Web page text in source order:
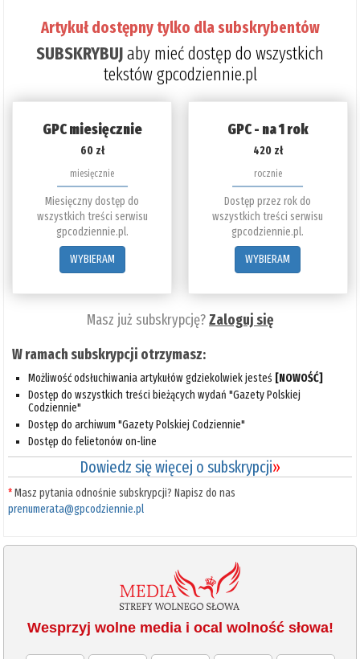
Artykuł dostępny tylko dla subskrybentów
SUBSKRYBUJaby mieć dostęp do wszystkich
tekstów gpcodziennie.pl
GPC miesięcznie
60 zł
miesięcznie
Miesięczny dostęp do
wszystkich treści serwisu
gpcodziennie.pl.
WYBIERAM
GPC - na 1 rok
420 zł
rocznie
Dostęp przez rok do
wszystkich treści serwisu
gpcodziennie.pl.
WYBIERAM
Masz już subskrypcję?Zaloguj się
W ramach subskrypcji otrzymasz:
Możliwość odsłuchiwania artykułów gdziekolwiek jesteś [NOWOŚĆ]
Dostęp do wszystkich treści bieżących wydań "Gazety Polskiej
Codziennie"
Dostęp do archiwum "Gazety Polskiej Codziennie"
Dostęp do felietonów on-line
Dowiedz się więcej o subskrypcji»
*Masz pytania odnośnie subskrypcji? Napisz do nas
prenumerata@gpcodziennie.pl
Wesprzyj wolne media i ocal wolność słowa!